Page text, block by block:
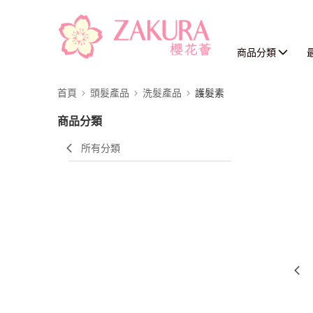
商品分類
首頁 頭髮產品 洗髮產品 護髮素
商品分類
所有分類